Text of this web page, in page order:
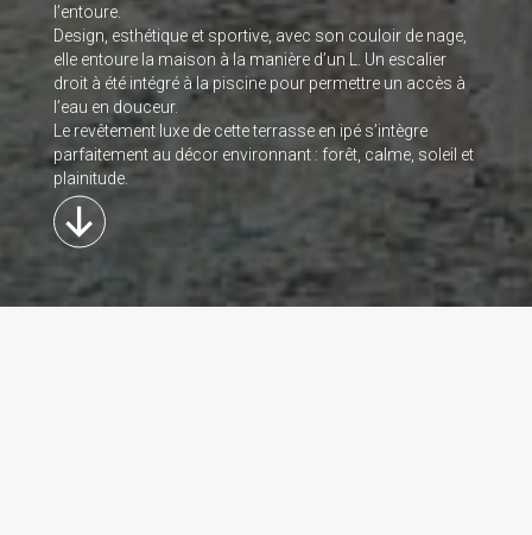
l’entoure.
Design, esthétique et sportive, avec son couloir de nage,
elle entoure la maison à la manière d’un L. Un escalier
droit à été intégré à la piscine pour permettre un accès à
l’eau en douceur.
Le revêtement luxe de cette terrasse en ipé s’intègre
parfaitement au décor environnant : forêt, calme, soleil et
plainitude.